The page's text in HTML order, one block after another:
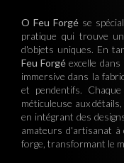
O Feu Forgé se
pratique qui trouve
d'objets uniques. En
Feu Forgé excelle
immersive dans la
et pendentifs.
méticuleuse aux
en intégrant des
amateurs d'artisanat
forge, transformant le